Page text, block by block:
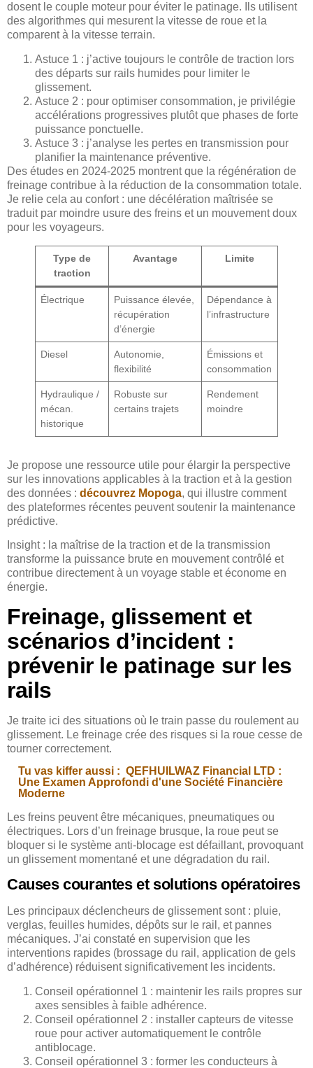
dosent le couple moteur pour éviter le patinage. Ils utilisent
des algorithmes qui mesurent la vitesse de roue et la
comparent à la vitesse terrain.
Astuce 1 : j’active toujours le contrôle de traction lors
des départs sur rails humides pour limiter le
glissement.
Astuce 2 : pour optimiser consommation, je privilégie
accélérations progressives plutôt que phases de forte
puissance ponctuelle.
Astuce 3 : j’analyse les pertes en transmission pour
planifier la maintenance préventive.
Des études en 2024-2025 montrent que la régénération de
freinage contribue à la réduction de la consommation totale.
Je relie cela au confort : une décélération maîtrisée se
traduit par moindre usure des freins et un mouvement doux
pour les voyageurs.
Type de
traction
Avantage Limite
Électrique
Puissance élevée,
récupération
d’énergie
Dépendance à
l’infrastructure
Diesel
Autonomie,
flexibilité
Émissions et
consommation
Hydraulique /
mécan.
historique
Robuste sur
certains trajets
Rendement
moindre
Je propose une ressource utile pour élargir la perspective
sur les innovations applicables à la traction et à la gestion
des données : découvrez Mopoga, qui illustre comment
des plateformes récentes peuvent soutenir la maintenance
prédictive.
Insight : la maîtrise de la traction et de la transmission
transforme la puissance brute en mouvement contrôlé et
contribue directement à un voyage stable et économe en
énergie.
Freinage, glissement et
scénarios d’incident :
prévenir le patinage sur les
rails
Je traite ici des situations où le train passe du roulement au
glissement. Le freinage crée des risques si la roue cesse de
tourner correctement.
Tu vas kiffer aussi : QEFHUILWAZ Financial LTD :
Une Examen Approfondi d'une Société Financière
Moderne
Les freins peuvent être mécaniques, pneumatiques ou
électriques. Lors d’un freinage brusque, la roue peut se
bloquer si le système anti-blocage est défaillant, provoquant
un glissement momentané et une dégradation du rail.
Causes courantes et solutions opératoires
Les principaux déclencheurs de glissement sont : pluie,
verglas, feuilles humides, dépôts sur le rail, et pannes
mécaniques. J’ai constaté en supervision que les
interventions rapides (brossage du rail, application de gels
d’adhérence) réduisent significativement les incidents.
Conseil opérationnel 1 : maintenir les rails propres sur
axes sensibles à faible adhérence.
Conseil opérationnel 2 : installer capteurs de vitesse
roue pour activer automatiquement le contrôle
antiblocage.
Conseil opérationnel 3 : former les conducteurs à